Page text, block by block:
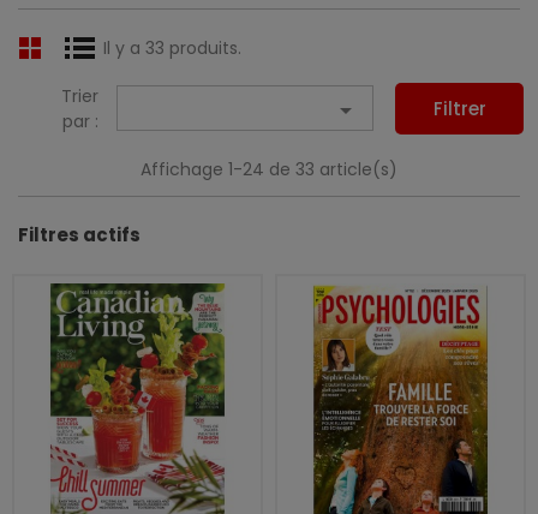
Il y a 33 produits.
Trier
par :
 Filtrer
Affichage 1-24 de 33 article(s)
Filtres actifs